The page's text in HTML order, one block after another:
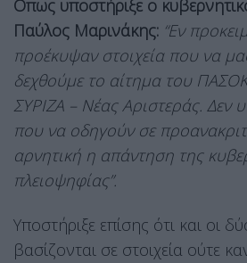
Οπως υποστήριξε ο
Παύλος Μαρινάκης: “Εν
προέκυψαν στοιχεία που να
δεχθούμε το αίτημα του
ΣΥΡΙΖΑ – Νέας Αριστεράς. Δεν
που να οδηγούν σε
αρνητική η απάντηση της
πλειοψηφίας”.
Υποστήριξε επίσης ότι και οι
βασίζονται σε στοιχεία ούτε